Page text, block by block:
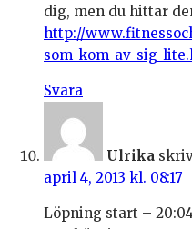
dig, men du hittar
http://
som-kom-av-sig-
Svara
Ulrika
april 4, 2013 kl. 08:17
Löpning start –